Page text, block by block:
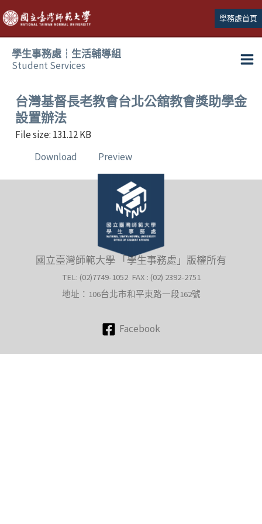
跳
至
主
學務處首頁
學生事務處┆生活輔導組
Student Services
台灣基督長老教會台北公舘教會獎助學金
設置辦法
File size: 131.12 KB
Download
Preview
國立臺灣師範大學 「學生事務處」版權所有
TEL: (02)7749-1052 FAX : (02) 2392-2751
地址：106台北市和平東路一段162號
Facebook